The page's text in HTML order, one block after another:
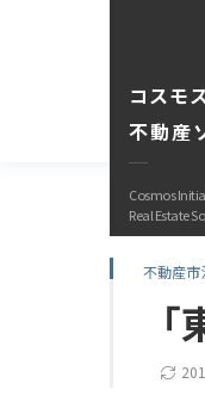
コスモ
不動産
Cosmos
Real Estate
不動産市